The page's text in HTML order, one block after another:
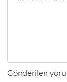
Gönderilen